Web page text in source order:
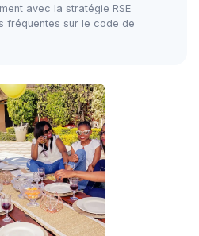
avec la stratégie RSE
fréquentes sur le code de